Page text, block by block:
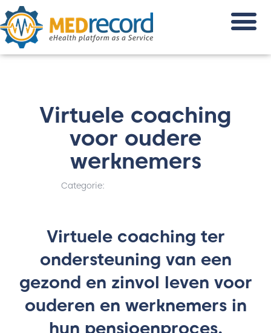
Virtuele coaching
voor oudere
werknemers
Categorie:
Virtuele coaching ter
ondersteuning van een
gezond en zinvol leven voor
ouderen en werknemers in
hun pensioenproces.